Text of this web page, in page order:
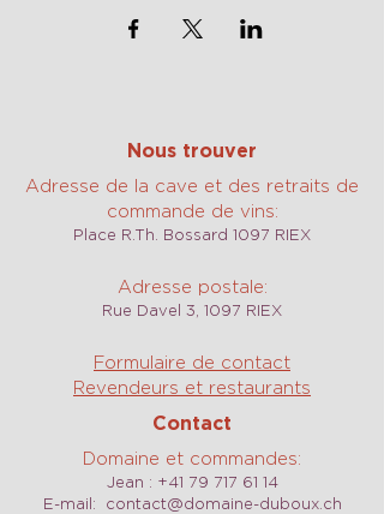
Nous trouver
Adresse de la cave et des retraits de
commande de vins:
Place R.Th. Bossard 1097 RIEX
Adresse postale:
Rue Davel 3, 1097 RIEX
Formulaire de contact
Revendeurs et restaurants
Contact
Domaine et commandes:
Jean : +41 79 717 61 14
E-mail:
contact@domaine-duboux.ch